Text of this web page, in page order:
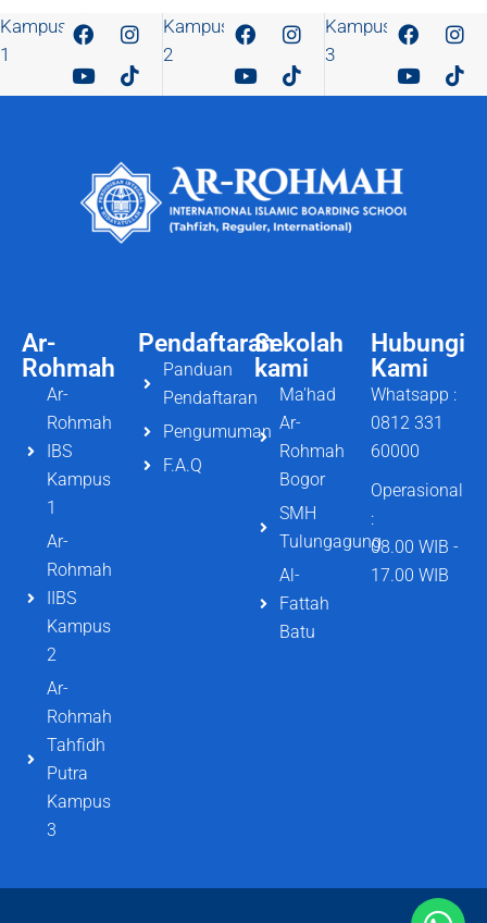
Kampus
1
Kampus
2
Kampus
3
Ar-
Rohmah
Ar-
Rohmah
IBS
Kampus
1
Ar-
Rohmah
IIBS
Kampus
2
Ar-
Rohmah
Tahfidh
Putra
Kampus
3
Pendaftaran
Panduan
Pendaftaran
Pengumuman
F.A.Q
Hubungi
Kami
Whatsapp :
0812 331
60000
Operasional
:
08.00 WIB -
17.00 WIB
Sekolah
kami
Ma'had
Ar-
Rohmah
Bogor
SMH
Tulungagung
Al-
Fattah
Batu